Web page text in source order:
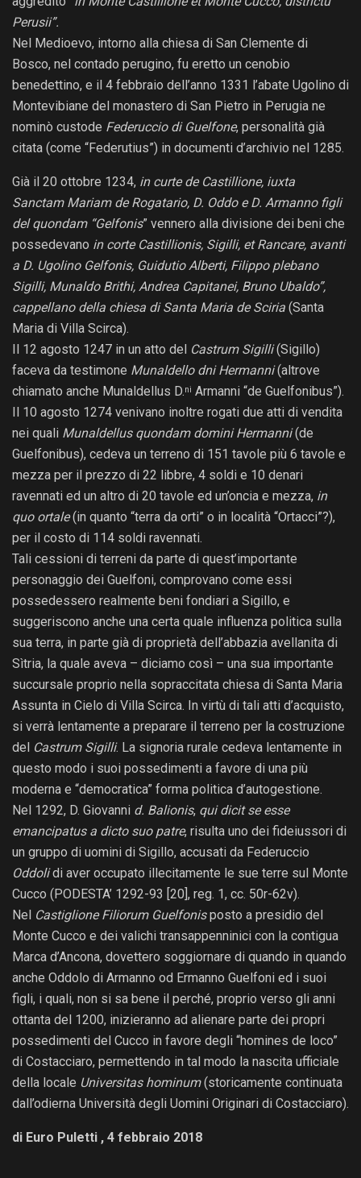
Perusii”.
Nel Medioevo, intorno alla chiesa di San Clemente di
Bosco, nel contado perugino, fu eretto un cenobio
benedettino, e il 4 febbraio dell’anno 1331 l’abate Ugolino di
Montevibiane del monastero di San Pietro in Perugia ne
nominò custode Federuccio di Guelfone, personalità già
citata (come “Federutius”) in documenti d’archivio nel 1285.
Già il 20 ottobre 1234, in curte de Castillione, iuxta
Sanctam Mariam de Rogatario, D. Oddo e D. Armanno figli
del quondam “Gelfonis” vennero alla divisione dei beni che
possedevano in corte Castillionis, Sigilli, et Rancare, avanti
a D. Ugolino Gelfonis, Guidutio Alberti, Filippo plebano
Sigilli, Munaldo Brithi, Andrea Capitanei, Bruno Ubaldo”,
cappellano della chiesa di Santa Maria de Sciria (Santa
Maria di Villa Scirca).
Il 12 agosto 1247 in un atto del Castrum Sigilli(Sigillo)
faceva da testimone Munaldello dni Hermanni(altrove
chiamato anche Munaldellus D.ni Armanni “de Guelfonibus”).
Il 10 agosto 1274 venivano inoltre rogati due atti di vendita
nei quali Munaldellus quondam domini Hermanni(de
Guelfonibus), cedeva un terreno di 151 tavole più 6 tavole e
mezza per il prezzo di 22 libbre, 4 soldi e 10 denari
ravennati ed un altro di 20 tavole ed un’oncia e mezza, in
quo ortale(in quanto “terra da orti” o in località “Ortacci”?),
per il costo di 114 soldi ravennati.
Tali cessioni di terreni da parte di quest’importante
personaggio dei Guelfoni, comprovano come essi
possedessero realmente beni fondiari a Sigillo, e
suggeriscono anche una certa quale influenza politica sulla
sua terra, in parte già di proprietà dell’abbazia avellanita di
Sìtria, la quale aveva – diciamo così – una sua importante
succursale proprio nella sopraccitata chiesa di Santa Maria
Assunta in Cielo di Villa Scirca. In virtù di tali atti d’acquisto,
si verrà lentamente a preparare il terreno per la costruzione
del Castrum Sigilli. La signoria rurale cedeva lentamente in
questo modo i suoi possedimenti a favore di una più
moderna e “democratica” forma politica d’autogestione.
Nel 1292, D. Giovanni d. Balionis, qui dicit se esse
emancipatus a dicto suo patre, risulta uno dei fideiussori di
un gruppo di uomini di Sigillo, accusati da Federuccio
Oddolidi aver occupato illecitamente le sue terre sul Monte
Cucco (PODESTA’ 1292-93 [20], reg. 1, cc. 50r-62v).
Nel Castiglione Filiorum Guelfonisposto a presidio del
Monte Cucco e dei valichi transappenninici con la contigua
Marca d’Ancona, dovettero soggiornare di quando in quando
anche Oddolo di Armanno od Ermanno Guelfoni ed i suoi
figli, i quali, non si sa bene il perché, proprio verso gli anni
ottanta del 1200, inizieranno ad alienare parte dei propri
possedimenti del Cucco in favore degli “homines de loco”
di Costacciaro, permettendo in tal modo la nascita ufficiale
della locale Universitas hominum(storicamente continuata
dall’odierna Università degli Uomini Originari di Costacciaro).
di Euro Puletti , 4 febbraio 2018